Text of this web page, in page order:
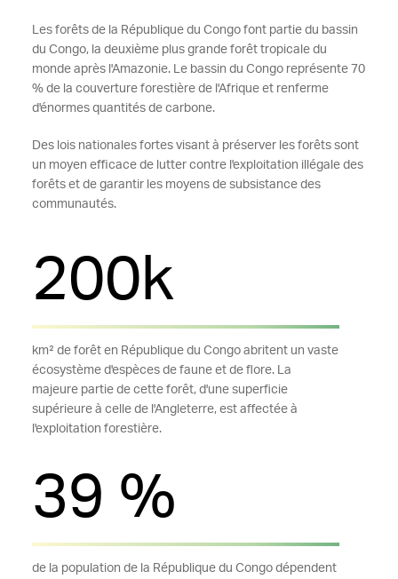
Les forêts de la République du Congo font partie du bassin
du Congo, la deuxième plus grande forêt tropicale du
monde après l'Amazonie. Le bassin du Congo représente 70
% de la couverture forestière de l'Afrique et renferme
d'énormes quantités de carbone.
Des lois nationales fortes visant à préserver les forêts sont
un moyen efficace de lutter contre l'exploitation illégale des
forêts et de garantir les moyens de subsistance des
communautés.
200k
km² de forêt en République du Congo abritent un vaste
écosystème d'espèces de faune et de flore. La
majeure partie de cette forêt, d'une superficie
supérieure à celle de l'Angleterre, est affectée à
l'exploitation forestière.
39 %
de la population de la République du Congo dépendent